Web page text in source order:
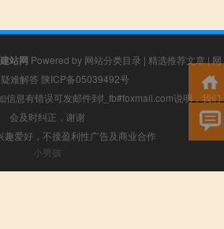
站网 Powered by 网站分类目录 | 精选推荐文章 | 网
疑难解答 陕ICP备05039492号
信息有错误可发邮件到f_fb#foxmail.com说明，我们
会及时纠正，谢谢
趣爱好，不接盈利性广告及商业合作
小男孩